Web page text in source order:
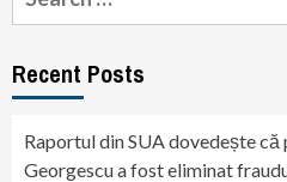
for:
Recent Posts
Raportul din SUA dovedește
Georgescu a fost eliminat